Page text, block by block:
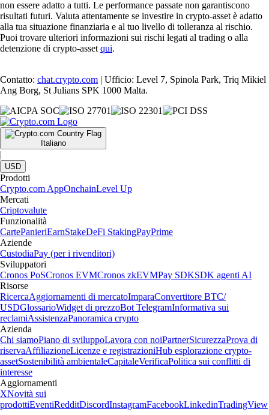
non essere adatto a tutti. Le performance passate non garantiscono
risultati futuri. Valuta attentamente se investire in crypto-asset è adatto
alla tua situazione finanziaria e al tuo livello di tolleranza al rischio.
Puoi trovare ulteriori informazioni sui rischi legati al trading o alla
detenzione di crypto-asset qui.
Contatto: chat.crypto.com | Ufficio: Level 7, Spinola Park, Triq Mikiel
Ang Borg, St Julians SPK 1000 Malta.
Italiano
|
USD
Prodotti
Crypto.com AppOnchainLevel Up
Mercati
Criptovalute
Funzionalità
CartePanieriEarnStakeDeFi StakingPayPrime
Aziende
CustodiaPay (per i rivenditori)
Sviluppatori
Cronos PoSCronos EVMCronos zkEVMPay SDKSDK agenti AI
Risorse
RicercaAggiornamenti di mercatoImparaConvertitore BTC/
USDGlossarioWidget di prezzoBot TelegramInformativa sui
reclamiAssistenzaPanoramica crypto
Azienda
Chi siamoPiano di sviluppoLavora con noiPartnerSicurezzaProva di
riservaAffiliazioneLicenze e registrazioniHub esplorazione crypto-
assetSostenibilità ambientaleCapitaleVerificaPolitica sui conflitti di
interesse
Aggiornamenti
XNovità sui
prodottiEventiRedditDiscordInstagramFacebookLinkedinTradingView